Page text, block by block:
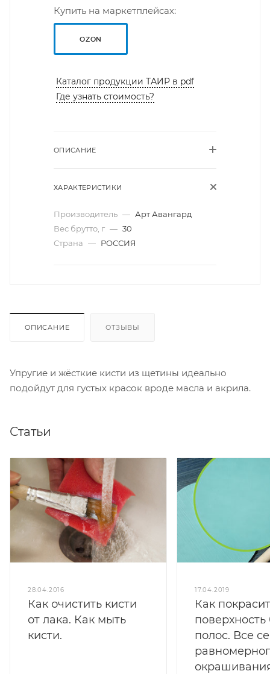
Купить на маркетплейсах:
OZON
Каталог продукции ТАИР в pdf
Где узнать стоимость?
ОПИСАНИЕ
ХАРАКТЕРИСТИКИ
Производитель — Арт Авангард
Вес брутто, г — 30
Страна — РОССИЯ
ОПИСАНИЕ ОТЗЫВЫ
Упругие и жёсткие кисти из щетины идеально
подойдут для густых красок вроде масла и акрила.
Статьи
28.04.2016
Как очистить кисти
от лака. Как мыть
кисти.
17.04.2019
Как
поверхность
полос. Все